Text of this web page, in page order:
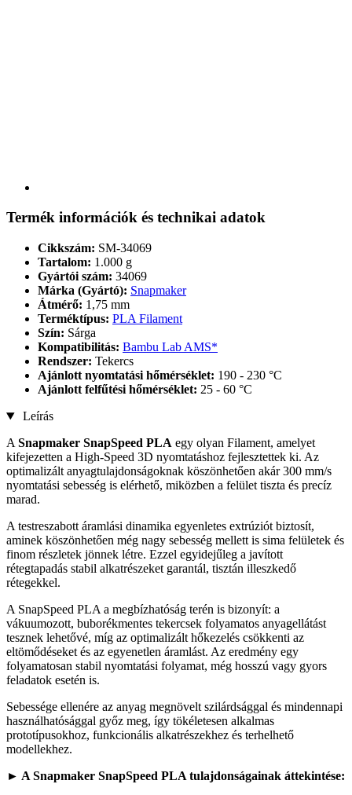
Termék információk és technikai adatok
Cikkszám: SM-34069
Tartalom: 1.000 g
Gyártói szám: 34069
Márka (Gyártó): Snapmaker
Átmérő: 1,75 mm
Terméktípus: PLA Filament
Szín: Sárga
Kompatibilitás: Bambu Lab AMS*
Rendszer: Tekercs
Ajánlott nyomtatási hőmérséklet: 190 - 230 °C
Ajánlott felfűtési hőmérséklet: 25 - 60 °C
Leírás
A Snapmaker SnapSpeed PLA egy olyan Filament, amelyet
kifejezetten a High-Speed 3D nyomtatáshoz fejlesztettek ki. Az
optimalizált anyagtulajdonságoknak köszönhetően akár 300 mm/s
nyomtatási sebesség is elérhető, miközben a felület tiszta és precíz
marad.
A testreszabott áramlási dinamika egyenletes extrúziót biztosít,
aminek köszönhetően még nagy sebesség mellett is sima felületek és
finom részletek jönnek létre. Ezzel egyidejűleg a javított
rétegtapadás stabil alkatrészeket garantál, tisztán illeszkedő
rétegekkel.
A SnapSpeed PLA a megbízhatóság terén is bizonyít: a
vákuumozott, buborékmentes tekercsek folyamatos anyagellátást
tesznek lehetővé, míg az optimalizált hőkezelés csökkenti az
eltömődéseket és az egyenetlen áramlást. Az eredmény egy
folyamatosan stabil nyomtatási folyamat, még hosszú vagy gyors
feladatok esetén is.
Sebessége ellenére az anyag megnövelt szilárdsággal és mindennapi
használhatósággal győz meg, így tökéletesen alkalmas
prototípusokhoz, funkcionális alkatrészekhez és terhelhető
modellekhez.
► A Snapmaker SnapSpeed PLA tulajdonságainak áttekintése: